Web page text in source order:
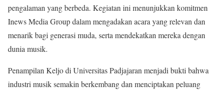
pengalaman yang berbeda. Kegiatan ini menunjukkan komitmen
Inews Media Group dalam mengadakan acara yang relevan dan
menarik bagi generasi muda, serta mendekatkan mereka dengan
dunia musik.
Penampilan Keljo di Universitas Padjajaran menjadi bukti bahwa
industri musik semakin berkembang dan menciptakan peluang